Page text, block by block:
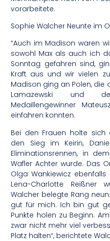
vorarbeitete.
Sophie Walcher Neunte im
“Auch im Madison waren
sowohl Max als auch ich
Sonntag gefahren sind,
Kraft aus und wir vielen
Madison ging an Polen, die
Lamazewski und
Medaillengewinner
einfahren konnten.
Bei den Frauen holte sich
den Sieg im Keirin,
Eliminationsrennen, in
Wafler Achter wurde. Das
Olga Wankiewicz
Lena-Charlotte Reißner
Walcher belegte Rang
gut für mich. Ich bin gut
Punkte holen zu Beginn.
zwar nicht mehr viel
Platz halten“, berichtete